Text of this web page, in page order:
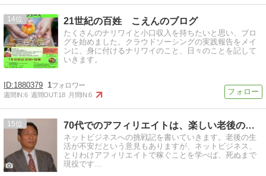
14 21世紀の百姓 こえんのブログ
たくさんのナリワイと小口収入を持ちたいと思い、ブロ
グを始めました。クラウドソーシングの実践報告をメイ
ンに、身に付けるナリワイのこと、日々のことを記して
いきます。
1880379 1
週間IN:6 週間OUT:18 月間IN:6
15 70代でのアフィリエイトは、楽しい老後の安全保障！!
ネットビジネスへの挑戦記を書いていきます。老後の生
活が不安だという意見もありますが、ネットビジネス、
とりわけアフィリエイトで稼ぐことを学べば、死ぬまで
現役です…